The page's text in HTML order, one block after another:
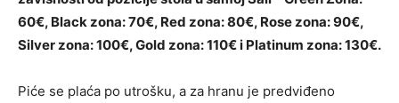
60€, Black zona: 70€, Red zona: 80€, Rose zona: 90€,
Silver zona: 100€, Gold zona: 110€ i Platinum zona: 130€.
Piće se plaća po utrošku, a za hranu je predviđeno